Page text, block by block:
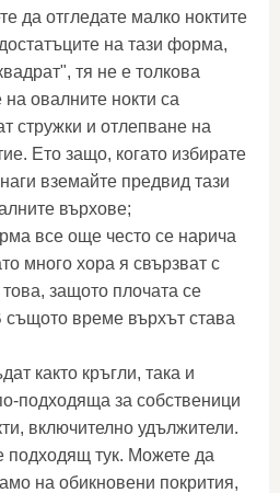
да отгледате малко ноктите
на тази форма,
тя не е толкова
овалните нокти са
стружки и отлепване на
Ето защо, когато избирате
вземайте предвид тази
върхове;
все още често се нарича
много хора я свързват с
защото плочата се
време върхът става
както кръгли, така и
подходяща за собственици
включително удължители.
подходящ тук. Можете да
на обикновени покрития,